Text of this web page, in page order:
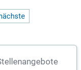
begleiten Sie Ihr
von der Planu